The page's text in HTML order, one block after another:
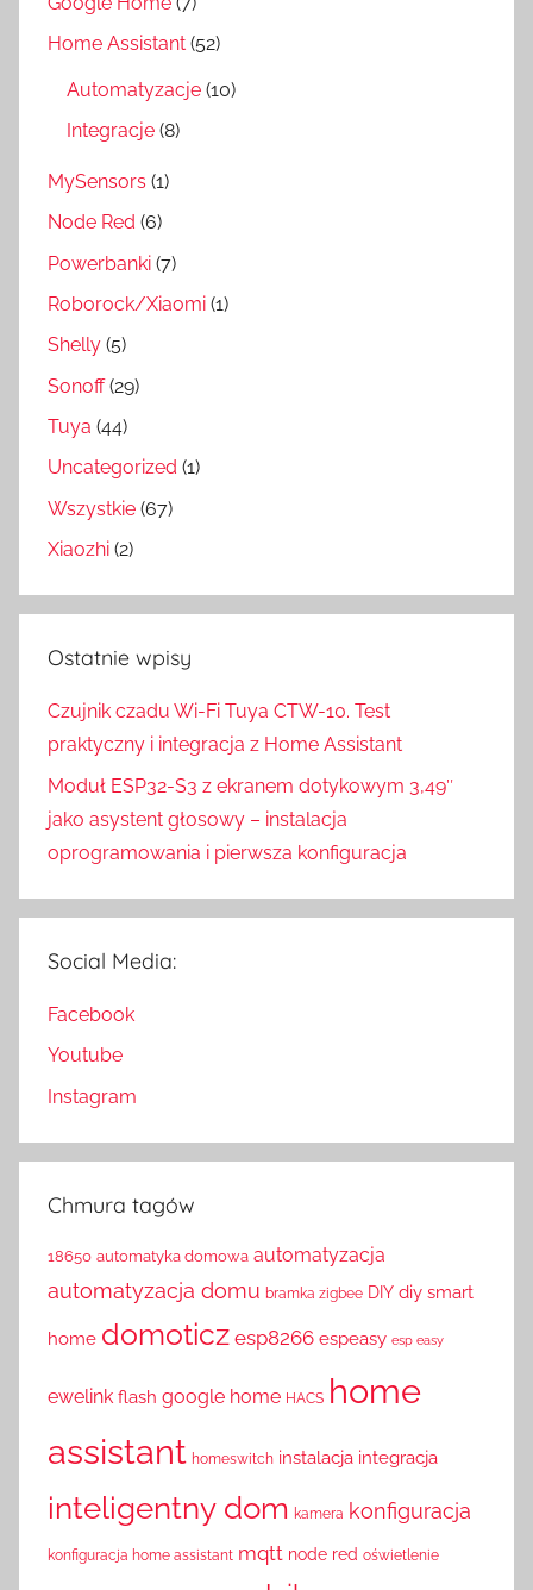
Home Assistant (52)
Automatyzacje (10)
Integracje (8)
MySensors (1)
Node Red (6)
Powerbanki (7)
Roborock/Xiaomi (1)
Shelly (5)
Sonoff(29)
Tuya (44)
Uncategorized (1)
Wszystkie (67)
Xiaozhi (2)
Ostatnie wpisy
Czujnik czadu Wi-Fi Tuya CTW-10. Test
praktyczny i integracja z Home Assistant
Moduł ESP32-S3 z ekranem dotykowym 3,49″
jako asystent głosowy – instalacja
oprogramowania i pierwsza konfiguracja
Social Media:
Facebook
Youtube
Instagram
Chmura tagów
18650 automatyka domowa automatyzacja
automatyzacja domu bramka zigbee DIY diy smart
home domoticz esp8266 espeasy esp easy
ewelink flash google home HACS home
assistant homeswitch instalacja integracja
inteligentny dom kamera konfiguracja
konfiguracja home assistant mqtt node red oświetlenie